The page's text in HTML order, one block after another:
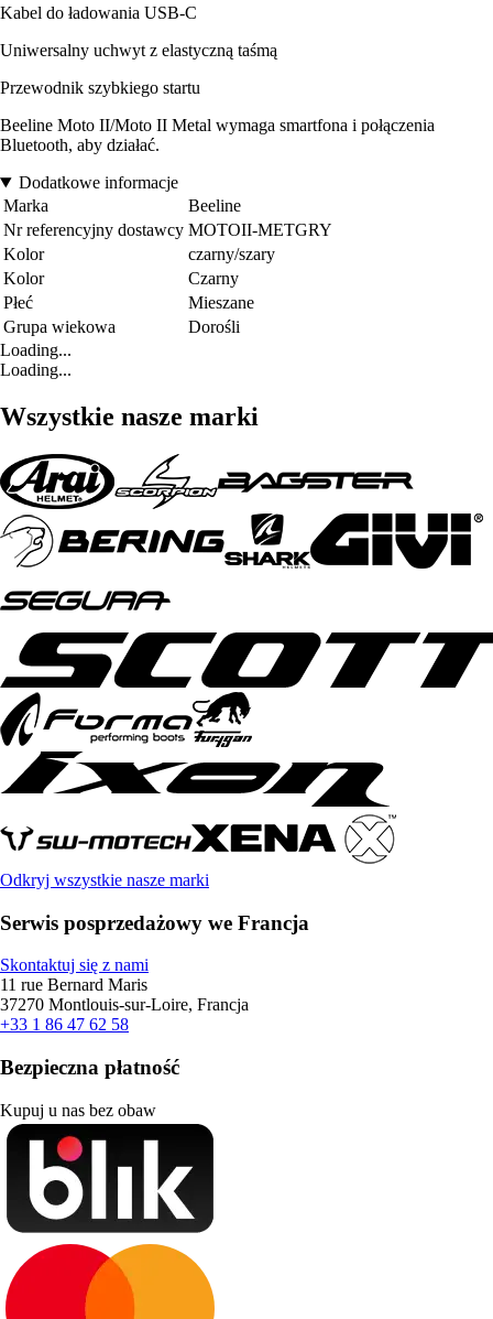
Kabel do ładowania USB-C
Uniwersalny uchwyt z elastyczną taśmą
Przewodnik szybkiego startu
Beeline Moto II/Moto II Metal wymaga smartfona i połączenia
Bluetooth, aby działać.
Dodatkowe informacje
Marka
Beeline
Nr referencyjny dostawcy MOTOII-METGRY
Kolor
czarny/szary
Kolor
Czarny
Płeć
Mieszane
Grupa wiekowa
Dorośli
Loading...
Loading...
Wszystkie nasze marki
Odkryj wszystkie nasze marki
Serwis posprzedażowy we Francja
Skontaktuj się z nami
11 rue Bernard Maris
37270 Montlouis-sur-Loire, Francja
+33 1 86 47 62 58
Bezpieczna płatność
Kupuj u nas bez obaw